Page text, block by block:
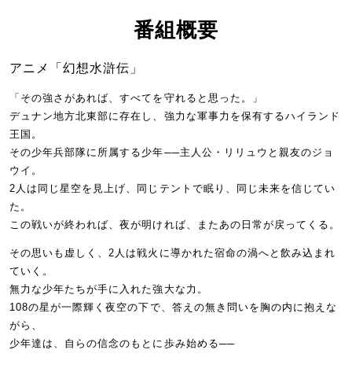
番組概要
アニメ「幻想水滸伝」
「その強さがあれば、すべてを守れると思った。」
デュナン地方北東部に存在し、強力な軍事力を保有するハイランド
王国。
その少年兵部隊に所属する少年──主人公・リリュウと親友のジョ
ウイ。
2人は同じ星空を見上げ、同じテントで眠り、同じ未来を信じてい
た。
この戦いが終われば、夜が明ければ、またあの日常が戻ってくる。
その思いも虚しく、2人は戦火に導かれた宿命の渦へと飲み込まれ
ていく。
無力な少年たちが手に入れた強大な力。
108の星が一際輝く夜空の下で、答えの無き問いを胸の内に抱えな
がら、
少年達は、自らの信念のもとに歩み始める──